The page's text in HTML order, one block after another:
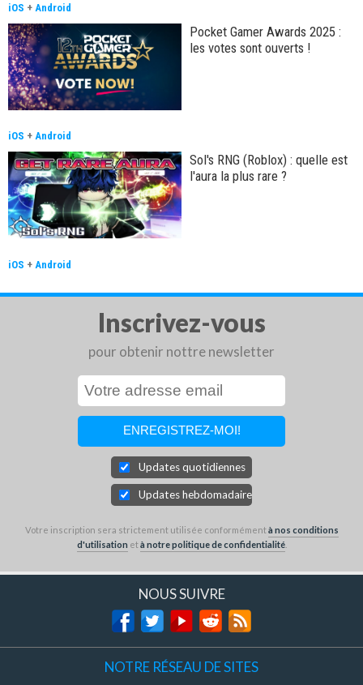
iOS + Android
Pocket Gamer Awards 2025 :
les votes sont ouverts !
iOS + Android
Sol's RNG (Roblox) : quelle est
l'aura la plus rare ?
iOS + Android
Inscrivez-vous
pour obtenir nottre newsletter
Updates quotidiennes
Updates hebdomadaires
Votre inscription sera strictement utilisée conformémentà nos conditions
d'utilisation età notre politique de confidentialité.
NOUS SUIVRE
NOTRE RÉSEAU DE SITES